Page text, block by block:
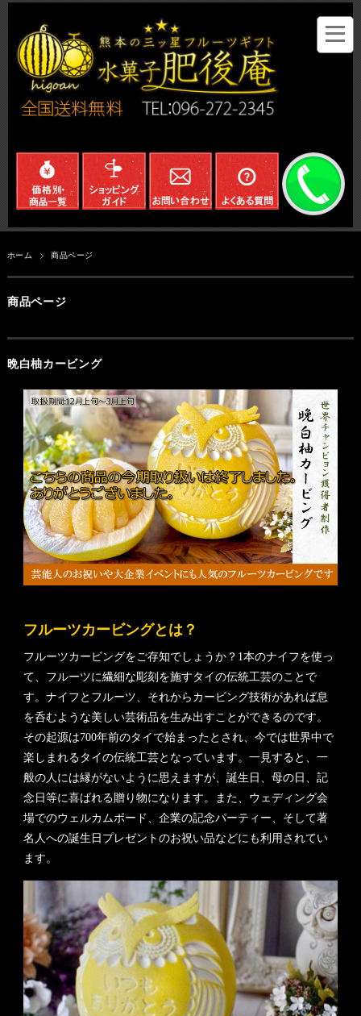
ホーム 商品ページ
商品ページ
晩白柚カービング
フルーツカービングとは？
フルーツカービングをご存知でしょうか？1本のナイフを使っ
て、フルーツに繊細な彫刻を施すタイの伝統工芸のことで
す。ナイフとフルーツ、それからカービング技術があれば息
を呑むような美しい芸術品を生み出すことができるのです。
その起源は700年前のタイで始まったとされ、今では世界中で
楽しまれるタイの伝統工芸となっています。一見すると、一
般の人には縁がないように思えますが、誕生日、母の日、記
念日等に喜ばれる贈り物になります。また、ウェディング会
場でのウェルカムボード、企業の記念パーティー、そして著
名人への誕生日プレゼントのお祝い品などにも利用されてい
ます。